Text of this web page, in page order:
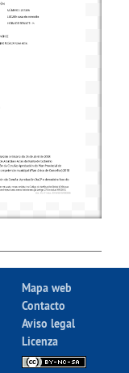
Mapa web
Contacto
Aviso legal
Licenza